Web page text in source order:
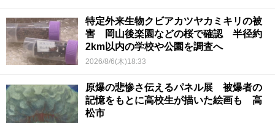
特定外来生物クビアカツヤカミキリの被
害 岡山後楽園などの桜で確認 半径約
2km以内の学校や公園を調査へ
2026/8/6(木)18:33
原爆の悲惨さ伝えるパネル展 被爆者の
記憶をもとに高校生が描いた絵画も 高
松市